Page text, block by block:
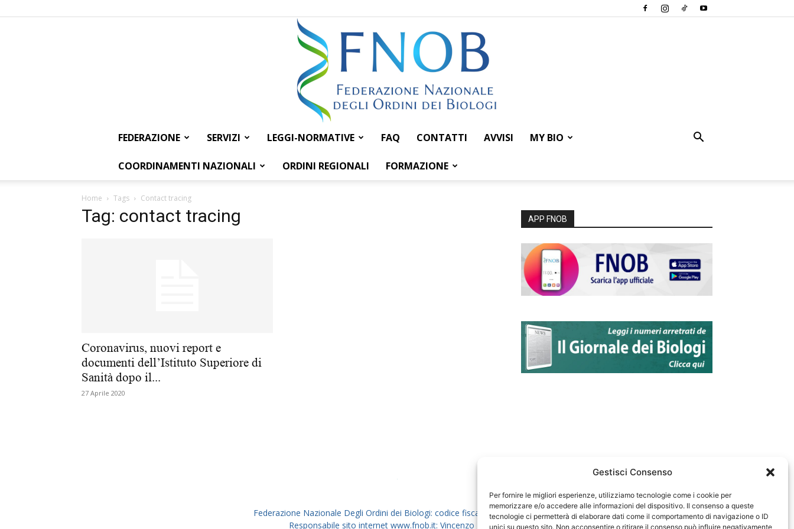
Gestisci Consenso
Per fornire le migliori esperienze, utilizziamo tecnologie come i cookie per
memorizzare e/o accedere alle informazioni del dispositivo. Il consenso a queste
tecnologie ci permetterà di elaborare dati come il comportamento di navigazione o ID
unici su questo sito. Non acconsentire o ritirare il consenso può influire negativamente
Federazione
FEDERAZIONE SERVIZI LEGGI-NORMATIVE FAQ CONTATTI AVVISI MY BIO
COORDINAMENTI NAZIONALI ORDINI REGIONALI FORMAZIONE
Home Tags Contact tracing
Tag: contact tracing
Coronavirus, nuovi report e
documenti dell’Istituto Superiore di
Sanità dopo il...
27 Aprile 2020
APP FNOB
Federazione Nazionale Degli Ordini dei Biologi: codice fiscale 80069130583
Responsabile sito internet www.fnob.it: Vincenzo D'Anna